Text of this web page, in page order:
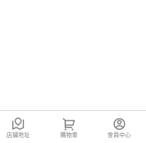
店鋪地址 購物車 會員中心